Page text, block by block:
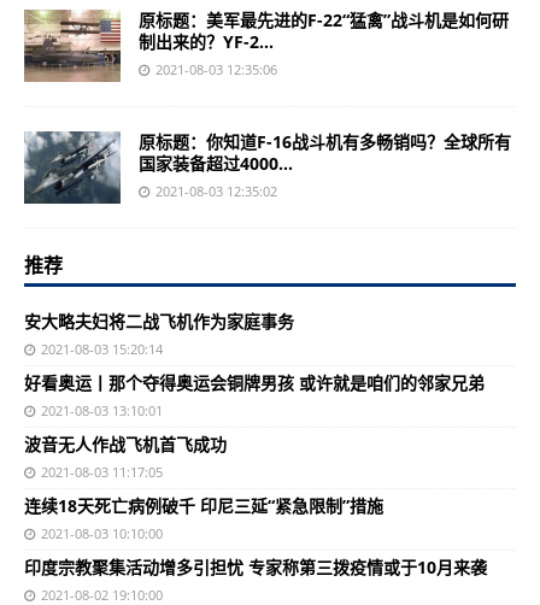
原标题：美军最先进的F-22“猛禽”战斗机是如何研
制出来的？YF-2...
2021-08-03 12:35:06
原标题：你知道F-16战斗机有多畅销吗？全球所有
国家装备超过4000...
2021-08-03 12:35:02
推荐
安大略夫妇将二战飞机作为家庭事务
2021-08-03 15:20:14
好看奥运丨那个夺得奥运会铜牌男孩 或许就是咱们的邻家兄弟
2021-08-03 13:10:01
波音无人作战飞机首飞成功
2021-08-03 11:17:05
连续18天死亡病例破千 印尼三延“紧急限制”措施
2021-08-03 10:10:00
印度宗教聚集活动增多引担忧 专家称第三拨疫情或于10月来袭
2021-08-02 19:10:00